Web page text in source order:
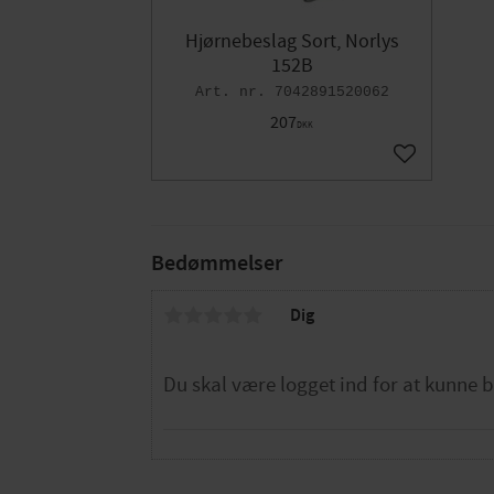
Bedømmelser
Dig
Hjørnebeslag Sort, Norlys
152B
7042891520062
207DKK
Gem som